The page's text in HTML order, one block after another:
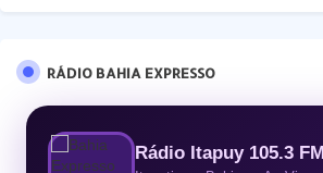
RÁDIO BAHIA EXPRESSO
Rádio Itapuy 105.3 FM